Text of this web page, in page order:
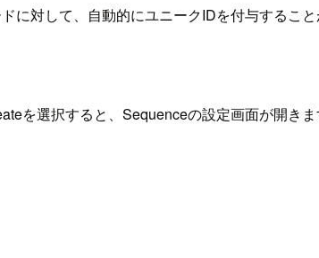
対して、自動的にユニークIDを付与すること
を選択すると、Sequenceの設定画面が開きま